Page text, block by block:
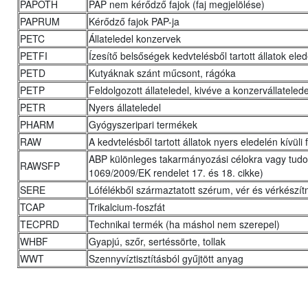
PAPOTH
PAP nem kérődző fajok (faj megjelölése)
PAPRUM
Kérődző fajok PAP-ja
PETC
Állateledel konzervek
PETFI
Ízesítő belsőségek kedvtelésből tartott állatok
PETD
Kutyáknak szánt műcsont, rágóka
PETP
Feldolgozott állateledel, kivéve a
PETR
Nyers állateledel
PHARM
Gyógyszeripari termékek
RAW
A kedvtelésből tartott állatok nyers eledelén kívüli
RAWSFP
ABP különleges takarmányozási célokra vagy
1069/2009/EK rendelet 17. és 18. cikke)
SERE
Lófélékből származtatott szérum, vér és
TCAP
Trikalcium-foszfát
TECPRD
Technikai termék (ha máshol nem szerepel)
WHBF
Gyapjú, szőr, sertéssörte, tollak
WWT
Szennyvíztisztításból gyűjtött anyag